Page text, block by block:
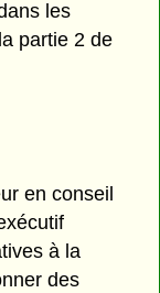
les
partie 2 de
en conseil
à la
des